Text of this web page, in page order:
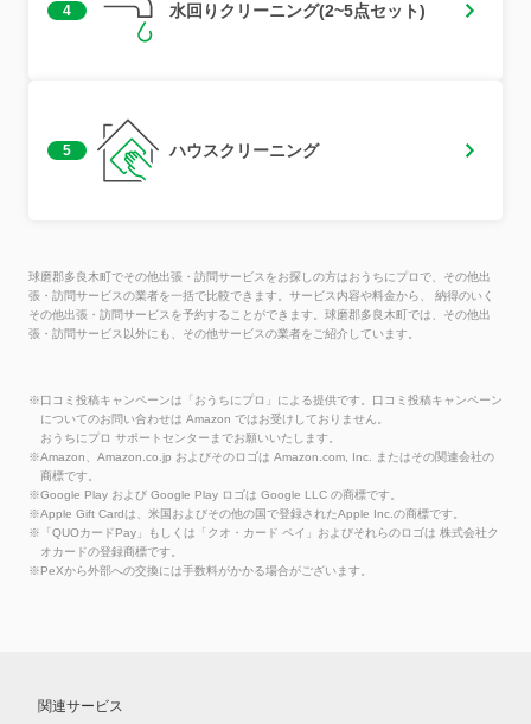
4 水回りクリーニング(2~5点セット)
5 ハウスクリーニング
球磨郡多良木町でその他出張・訪問サービスをお探しの方はおうちにプロで、その他出
張・訪問サービスの業者を一括で比較できます。サービス内容や料金から、 納得のいく
その他出張・訪問サービスを予約することができます。球磨郡多良木町では、その他出
張・訪問サービス以外にも、その他サービスの業者をご紹介しています。
※口コミ投稿キャンペーンは「おうちにプロ」による提供です。口コミ投稿キャンペーン
についてのお問い合わせは Amazon ではお受けしておりません。
おうちにプロ サポートセンターまでお願いいたします。
※Amazon、Amazon.co.jp およびそのロゴは Amazon.com, Inc. またはその関連会社の
商標です。
※Google Play および Google Play ロゴは Google LLC の商標です。
※Apple Gift Cardは、米国およびその他の国で登録されたApple Inc.の商標です。
※「QUOカードPay」もしくは「クオ・カード ペイ」およびそれらのロゴは 株式会社ク
オカードの登録商標です。
※PeXから外部への交換には手数料がかかる場合がございます。
関連サービス